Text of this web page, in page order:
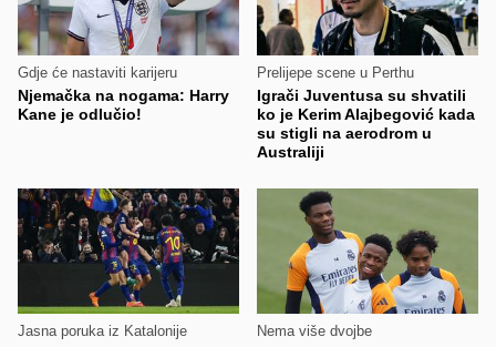
Gdje će nastaviti karijeru
Njemačka na nogama: Harry
Kane je odlučio!
Prelijepe scene u Perthu
Igrači Juventusa su shvatili
ko je Kerim Alajbegović kada
su stigli na aerodrom u
Australiji
Jasna poruka iz Katalonije Nema više dvojbe